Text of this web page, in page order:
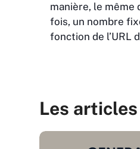
manière, le même
fois, un nombre
fonction de l’URL
Les